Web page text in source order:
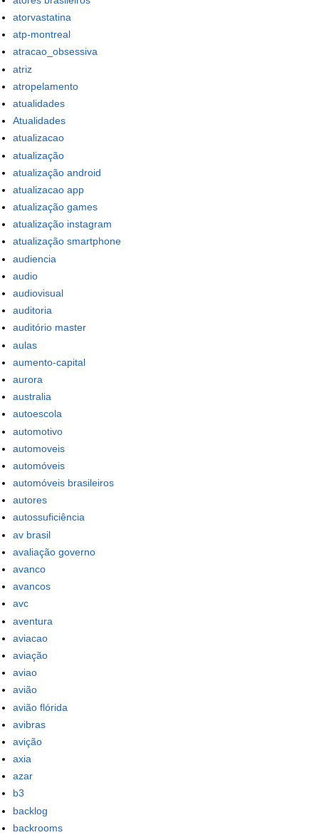
atorvastatina
atp-montreal
atracao_obsessiva
atriz
atropelamento
atualidades
Atualidades
atualizacao
atualização
atualização android
atualizacao app
atualização games
atualização instagram
atualização smartphone
audiencia
audio
audiovisual
auditoria
auditório master
aulas
aumento-capital
aurora
australia
autoescola
automotivo
automoveis
automóveis
automóveis brasileiros
autores
autossuficiência
av brasil
avaliação governo
avanco
avancos
avc
aventura
aviacao
aviação
aviao
avião
avião flórida
avibras
avição
axia
azar
b3
backlog
backrooms